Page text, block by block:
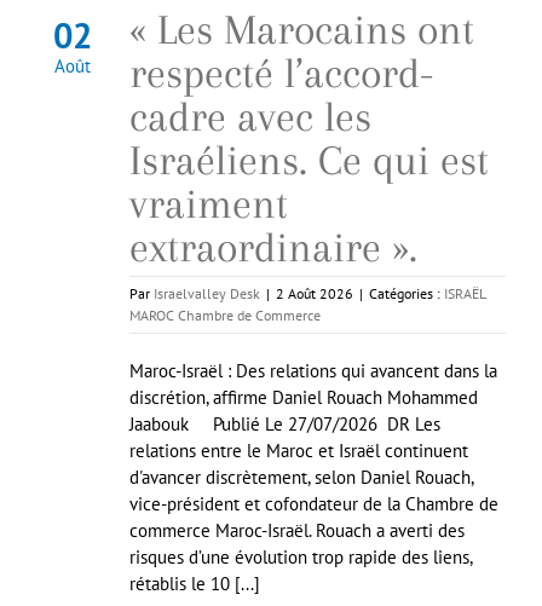
02
Août
« Les Marocains ont
respecté l’accord-
cadre avec les
Israéliens. Ce qui est
vraiment
extraordinaire ».
Par Israelvalley Desk | 2 Août 2026 | Catégories : ISRAËL
MAROC Chambre de Commerce
Maroc-Israël : Des relations qui avancent dans la
discrétion, affirme Daniel Rouach Mohammed
Jaabouk Publié Le 27/07/2026 DR Les
relations entre le Maroc et Israël continuent
d'avancer discrètement, selon Daniel Rouach,
vice-président et cofondateur de la Chambre de
commerce Maroc-Israël. Rouach a averti des
risques d’une évolution trop rapide des liens,
rétablis le 10 [...]